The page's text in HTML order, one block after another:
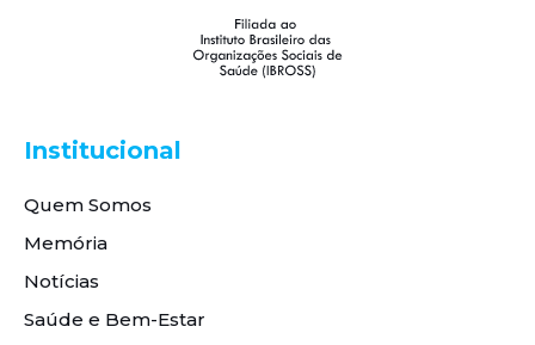
Institucional
Quem Somos
Memória
Notícias
Saúde e Bem-Estar